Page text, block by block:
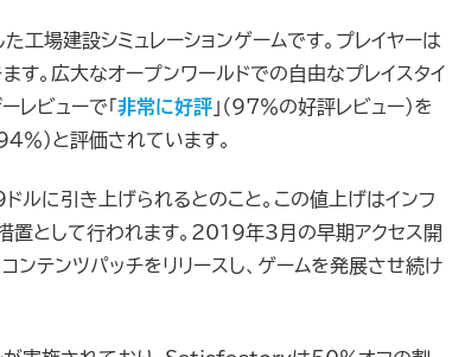
建設シミュレーションゲームです。プレイヤーは
す。広大なオープンワールドでの自由なプレイスタイ
レビューで「非常に好評」（97％の好評レビュー）を
94％）と評価されています​。
引き上げられるとのこと。この値上げはインフ
置として行われます。2019年3月の早期アクセス開
ンツパッチをリリースし、ゲームを発展させ続け